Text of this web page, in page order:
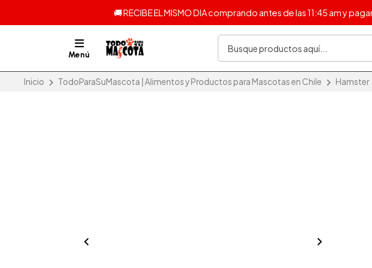
🚚 RECIBE EL MISMO DIA comprando antes de las 11:45 am y
Menú
Inicio TodoParaSuMascota | Alimentos y Productos para Mascotas en Chile Hamster